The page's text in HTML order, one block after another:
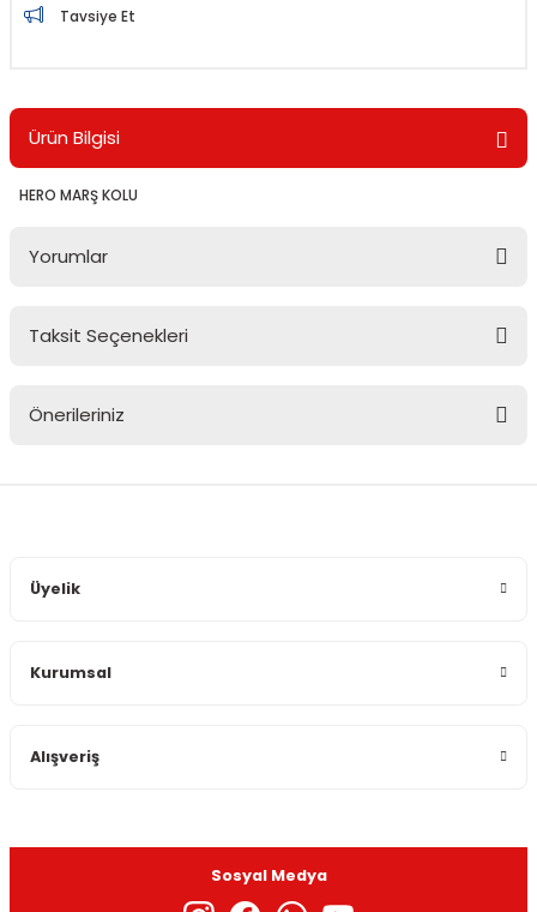
Tavsiye Et
Ürün Bilgisi
HERO MARŞ KOLU
Yorumlar
Taksit Seçenekleri
Önerileriniz
Ürün bilgilerinde hatalar bulunuyor.
Gönder
Üyelik
Kurumsal
Alışveriş
Sosyal Medya